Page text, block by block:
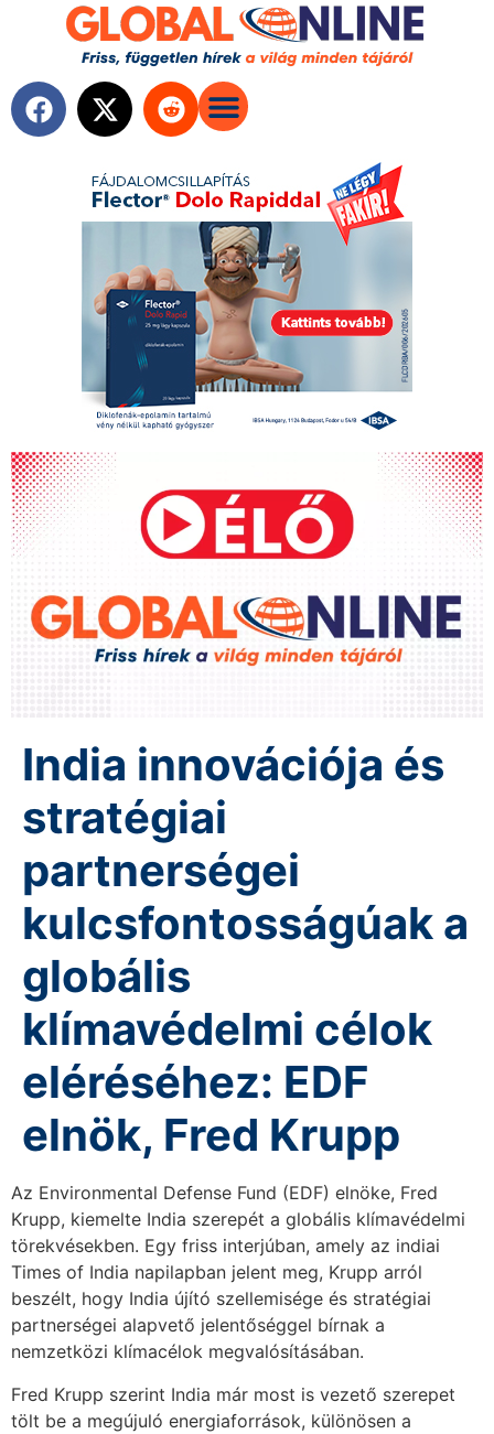
India innovációja és
stratégiai
partnerségei
kulcsfontosságúak a
globális
klímavédelmi célok
eléréséhez: EDF
elnök, Fred Krupp
Az Environmental Defense Fund (EDF) elnöke, Fred
Krupp, kiemelte India szerepét a globális klímavédelmi
törekvésekben. Egy friss interjúban, amely az indiai
Times of India napilapban jelent meg, Krupp arról
beszélt, hogy India újító szellemisége és stratégiai
partnerségei alapvető jelentőséggel bírnak a
nemzetközi klímacélok megvalósításában.
Fred Krupp szerint India már most is vezető szerepet
tölt be a megújuló energiaforrások, különösen a